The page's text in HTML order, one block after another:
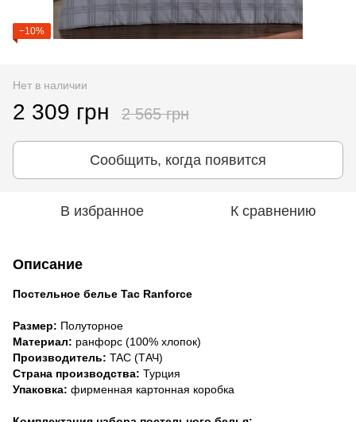
−10%
Нет в наличии
2 309 грн 2 565 грн
Сообщить, когда появится
В избранное К сравнению
Описание
Постельное белье Tac Ranforce
Размер: Полуторное
Материал: ранфорс (100% хлопок)
Производитель: TAC (ТАЧ)
Страна производства: Турция
Упаковка: фирменная картонная коробка